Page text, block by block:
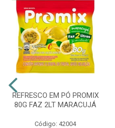
REFRESCO EM PÓ PROMIX
80G FAZ 2LT MARACUJÁ
Código: 42004